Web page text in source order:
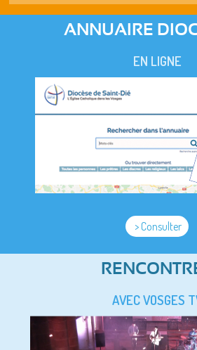
ANNUAIRE
EN LIGNE
> Consulter
AVEC VOSGES